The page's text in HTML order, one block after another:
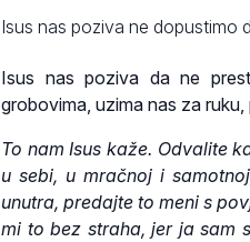
Isus nas poziva ne dopustimo
Isus nas poziva da ne
grobovima, uzima nas za
To nam Isus kaže. Odvalite
u sebi, u mračnoj i
unutra, predajte to meni s
mi to bez straha, jer ja sam